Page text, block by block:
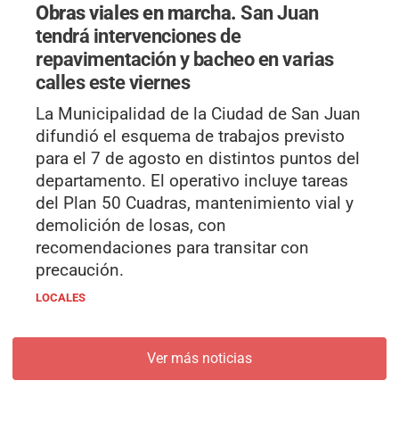
Obras viales en marcha.San Juan
tendrá intervenciones de
repavimentación y bacheo en varias
calles este viernes
La Municipalidad de la Ciudad de San Juan
difundió el esquema de trabajos previsto
para el 7 de agosto en distintos puntos del
departamento. El operativo incluye tareas
del Plan 50 Cuadras, mantenimiento vial y
demolición de losas, con
recomendaciones para transitar con
precaución.
LOCALES
Ver más noticias